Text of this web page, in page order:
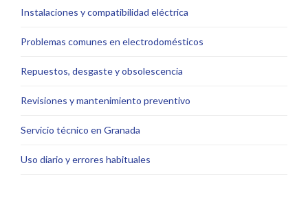
Instalaciones y compatibilidad eléctrica
Problemas comunes en electrodomésticos
Repuestos, desgaste y obsolescencia
Revisiones y mantenimiento preventivo
Servicio técnico en Granada
Uso diario y errores habituales